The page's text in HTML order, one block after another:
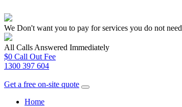
We Don't want you to pay for services you do not need
All Calls Answered Immediately
$0 Call Out Fee
1300 397 604
Get a free on-site quote
Home